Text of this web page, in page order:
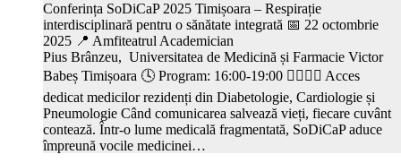
Conferința SoDiCaP 2025 Timișoara – Respirație
interdisciplinară pentru o sănătate integrată 📅 22 octombrie
2025 📍 Amfiteatrul Academician
Pius Brânzeu, Universitatea de Medicină și Farmacie Victor
Babeș Timișoara 🕓 Program: 16:00-19:00 👩‍⚕️👨‍⚕️ Acces
dedicat medicilor rezidenți din Diabetologie, Cardiologie și
Pneumologie Când comunicarea salvează vieți, fiecare cuvânt
contează. Într-o lume medicală fragmentată, SoDiCaP aduce
împreună vocile medicinei…